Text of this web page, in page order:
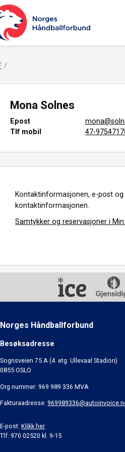
Mona Solnes
Epost
Tlf mobil
47-
Kontaktinformasjonen, e-post og
kontaktinformasjonen.
Samtykker og reservasjoner i
Norges Håndballforbund
Besøksadresse
Sognsveien 75 A (4. etg. Ullevaal Stadion)
0855 OSLO
Org.nummer: 969 989 336 MVA
Fakturaadresse:
E-post:Klikk her
Tlf: 970 02520 kl. 9-15